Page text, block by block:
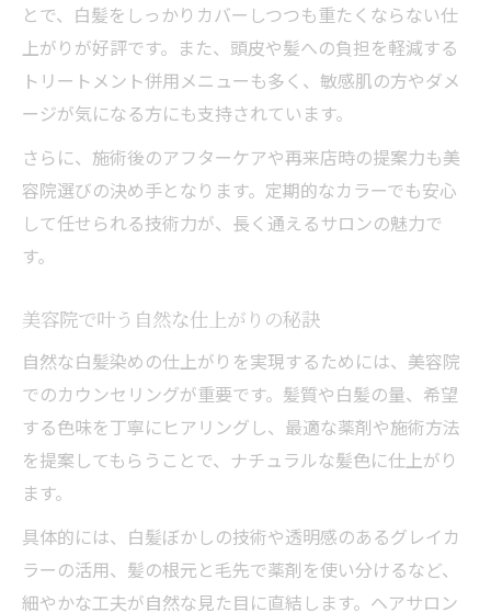
とで、白髪をしっかりカバーしつつも重たくならない仕
上がりが好評です。また、頭皮や髪への負担を軽減する
トリートメント併用メニューも多く、敏感肌の方やダメ
ージが気になる方にも支持されています。
さらに、施術後のアフターケアや再来店時の提案力も美
容院選びの決め手となります。定期的なカラーでも安心
して任せられる技術力が、長く通えるサロンの魅力で
す。
美容院で叶う自然な仕上がりの秘訣
自然な白髪染めの仕上がりを実現するためには、美容院
でのカウンセリングが重要です。髪質や白髪の量、希望
する色味を丁寧にヒアリングし、最適な薬剤や施術方法
を提案してもらうことで、ナチュラルな髪色に仕上がり
ます。
具体的には、白髪ぼかしの技術や透明感のあるグレイカ
ラーの活用、髪の根元と毛先で薬剤を使い分けるなど、
細やかな工夫が自然な見た目に直結します。ヘアサロン